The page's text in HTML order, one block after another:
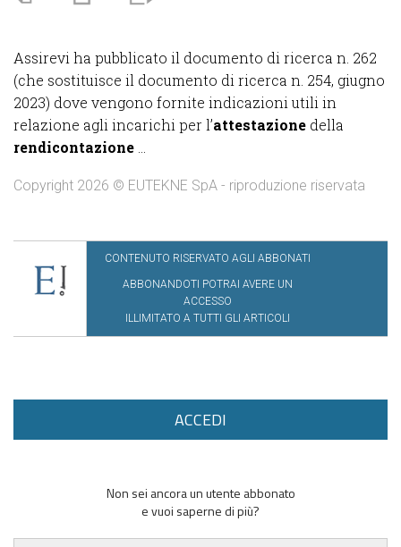
Assirevi ha pubblicato il documento di ricerca n. 262
(che sostituisce il documento di ricerca n. 254, giugno
2023) dove vengono fornite indicazioni utili in
relazione agli incarichi per l’attestazione della
rendicontazione
Copyright 2026 © EUTEKNE SpA - riproduzione riservata
CONTENUTO RISERVATO AGLI ABBONATI
ABBONANDOTI POTRAI AVERE UN
ACCESSO
ILLIMITATO A TUTTI GLI ARTICOLI
ACCEDI
Non sei ancora un utente abbonato
e vuoi saperne di più?